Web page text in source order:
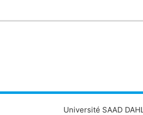
Université SAAD